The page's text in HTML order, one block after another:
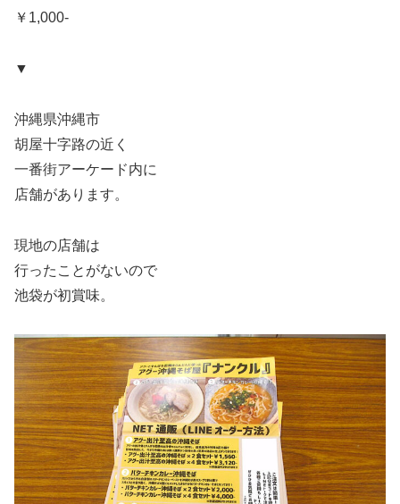
￥1,000-
▼
沖縄県沖縄市
胡屋十字路の近く
一番街アーケード内に
店舗があります。
現地の店舗は
行ったことがないので
池袋が初賞味。